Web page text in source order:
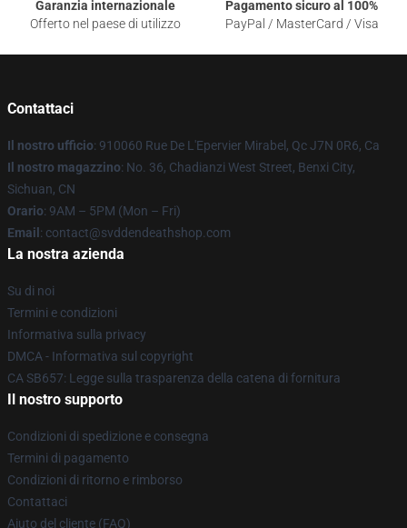
Garanzia internazionale
Offerto nel paese di utilizzo
Pagamento sicuro al 100%
PayPal / MasterCard / Visa
Contattaci
Il nostro ufficio: 910060 Rue De L'Epervier Mirabel, Qc J7N 0R6, Ca
Il nostro magazzino: No. 36, Chadianzi West Street, Benxi City,
Sichuan, CN
Orario: 9AM – 5PM (Mon – Fri)
Email : contact@svddendeathshop.com
La nostra azienda
Su di noi
Termini e condizioni
Informativa sulla privacy
DMCA - Informativa sul copyright
CA SB657: Legge sulla trasparenza della catena di fornitura
Il nostro supporto
Condizioni di spedizione e consegna
Termini di pagamento
Condizioni di ritorno e rimborso
Contattaci
Aiuto del cliente (FAQ)